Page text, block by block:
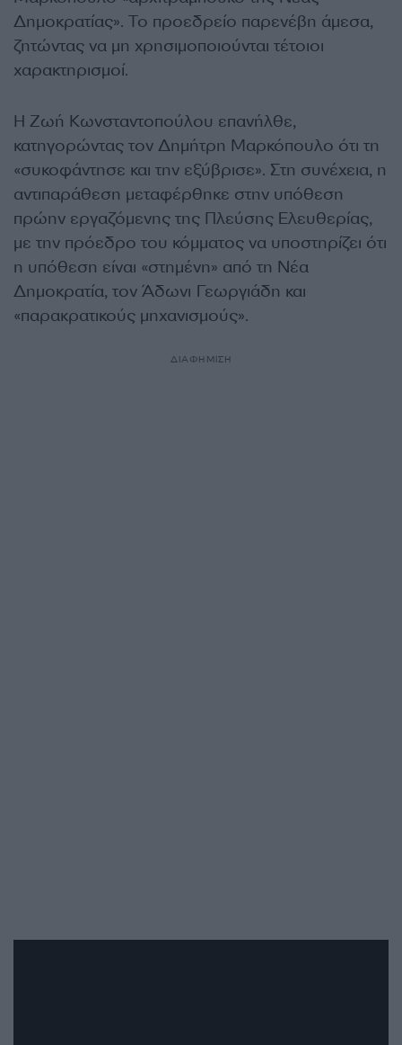
Δημοκρατίας». Το προεδρείο παρενέβη άμεσα,
ζητώντας να μη χρησιμοποιούνται τέτοιοι
χαρακτηρισμοί.
Η Ζωή Κωνσταντοπούλου επανήλθε,
κατηγορώντας τον Δημήτρη Μαρκόπουλο ότι τη
«συκοφάντησε και την εξύβρισε». Στη συνέχεια, η
αντιπαράθεση μεταφέρθηκε στην υπόθεση
πρώην εργαζόμενης της Πλεύσης Ελευθερίας,
με την πρόεδρο του κόμματος να υποστηρίζει ότι
η υπόθεση είναι «στημένη» από τη Νέα
Δημοκρατία, τον Άδωνι Γεωργιάδη και
«παρακρατικούς μηχανισμούς».
ΔΙΑΦΗΜΙΣΗ